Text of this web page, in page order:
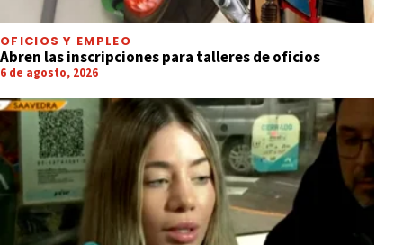
OFICIOS Y EMPLEO
Abren las inscripciones para talleres de oficios
6 de agosto, 2026